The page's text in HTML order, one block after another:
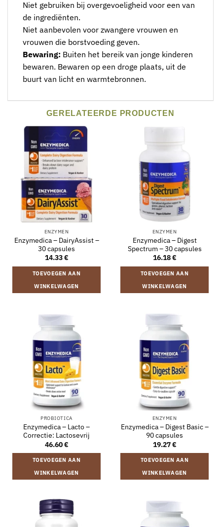
Niet gebruiken bij overgevoeligheid voor een van
de ingrediënten.
Niet aanbevolen voor zwangere vrouwen en
vrouwen die borstvoeding geven.
Bewaring: Buiten het bereik van jonge kinderen
bewaren. Bewaren op een droge plaats, uit de
buurt van licht en warmtebronnen.
GERELATEERDE PRODUCTEN
ENZYMEN
Enzymedica – DairyAssist –
30 capsules
14.33€
TOEVOEGEN AAN
WINKELWAGEN
ENZYMEN
Enzymedica – Digest
Spectrum – 30 capsules
16.18€
TOEVOEGEN AAN
WINKELWAGEN
PROBIOTICA
Enzymedica – Lacto –
Correctie: Lactosevrij
46.60€
TOEVOEGEN AAN
WINKELWAGEN
ENZYMEN
Enzymedica – Digest Basic –
90 capsules
19.27€
TOEVOEGEN AAN
WINKELWAGEN